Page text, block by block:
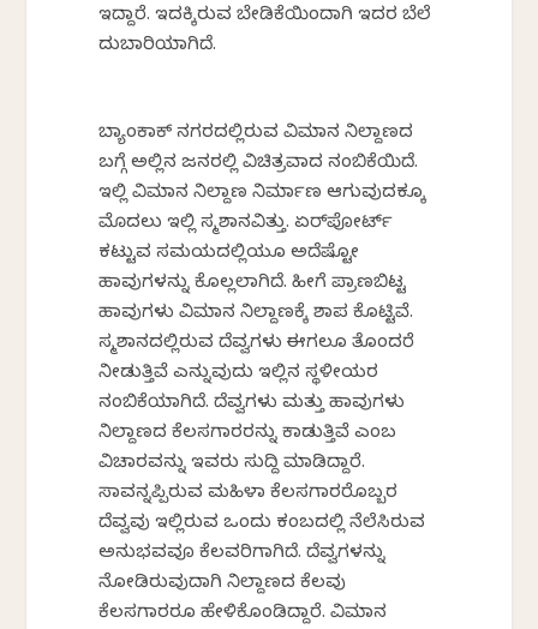
ಇದ್ದಾರೆ. ಇದಕ್ಕಿರುವ ಬೇಡಿಕೆಯಿಂದಾಗಿ ಇದರ ಬೆಲೆ
ದುಬಾರಿಯಾಗಿದೆ.
ಬ್ಯಾಂಕಾಕ್ ನಗರದಲ್ಲಿರುವ ವಿಮಾನ ನಿಲ್ದಾಣದ
ಬಗ್ಗೆ ಅಲ್ಲಿನ ಜನರಲ್ಲಿ ವಿಚಿತ್ರವಾದ ನಂಬಿಕೆಯಿದೆ.
ಇಲ್ಲಿ ವಿಮಾನ ನಿಲ್ದಾಣ ನಿರ್ಮಾಣ ಆಗುವುದಕ್ಕೂ
ಮೊದಲು ಇಲ್ಲಿ ಸ್ಮಶಾನವಿತ್ತು. ಏರ್‌ಪೋರ್ಟ್
ಕಟ್ಟುವ ಸಮಯದಲ್ಲಿಯೂ ಅದೆಷ್ಟೋ
ಹಾವುಗಳನ್ನು ಕೊಲ್ಲಲಾಗಿದೆ. ಹೀಗೆ ಪ್ರಾಣಬಿಟ್ಟ
ಹಾವುಗಳು ವಿಮಾನ ನಿಲ್ದಾಣಕ್ಕೆ ಶಾಪ ಕೊಟ್ಟಿವೆ.
ಸ್ಮಶಾನದಲ್ಲಿರುವ ದೆವ್ವಗಳು ಈಗಲೂ ತೊಂದರೆ
ನೀಡುತ್ತಿವೆ ಎನ್ನುವುದು ಇಲ್ಲಿನ ಸ್ಥಳೀಯರ
ನಂಬಿಕೆಯಾಗಿದೆ. ದೆವ್ವಗಳು ಮತ್ತು ಹಾವುಗಳು
ನಿಲ್ದಾಣದ ಕೆಲಸಗಾರರನ್ನು ಕಾಡುತ್ತಿವೆ ಎಂಬ
ವಿಚಾರವನ್ನು ಇವರು ಸುದ್ದಿ ಮಾಡಿದ್ದಾರೆ.
ಸಾವನ್ನಪ್ಪಿರುವ ಮಹಿಳಾ ಕೆಲಸಗಾರರೊಬ್ಬರ
ದೆವ್ವವು ಇಲ್ಲಿರುವ ಒಂದು ಕಂಬದಲ್ಲಿ ನೆಲೆಸಿರುವ
ಅನುಭವವೂ ಕೆಲವರಿಗಾಗಿದೆ. ದೆವ್ವಗಳನ್ನು
ನೋಡಿರುವುದಾಗಿ ನಿಲ್ದಾಣದ ಕೆಲವು
ಕೆಲಸಗಾರರೂ ಹೇಳಿಕೊಂಡಿದ್ದಾರೆ. ವಿಮಾನ